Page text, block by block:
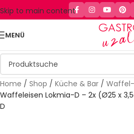
Skip to main content
MENÜ
Home / Shop / Küche & Bar /
Waffeleisen Lokmia-D – 2x (Ø25 x
D